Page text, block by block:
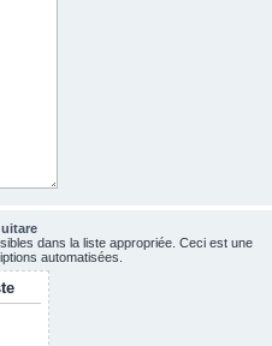
dans la liste appropriée. Ceci est une
automatisées.